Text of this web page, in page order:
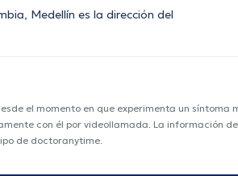
Medellín es la dirección del
el momento en que experimenta un
con él por videollamada. La información
de doctoranytime.